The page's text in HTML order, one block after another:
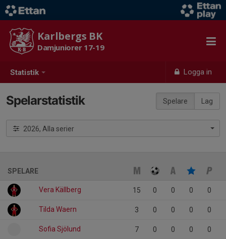
Statistik Logga in
Karlbergs BK
Damjuniorer 17-19
Spelare Lag
Spelarstatistik
2026, Alla serier
SPELARE
Vera Källberg 15 0 0 0 0
Tilda Waern 3 0 0 0 0
Sofia Sjölund 7 0 0 0 0